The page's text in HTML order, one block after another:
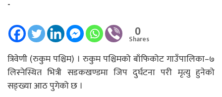
-
0
Shares
त्रिवेणी (रुकुम पश्चिम) । रुकुम पश्चिमको बाँफिकोट गाउँपालिका–७
लिस्नेस्थित भित्री सडकखण्डमा जिप दुर्घटना परी मृत्यु हुनेको
सङ्ख्या आठ पुगेको छ ।